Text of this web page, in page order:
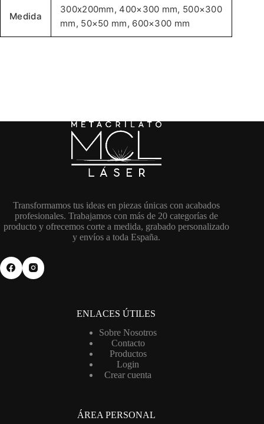
Medida
300x200mm, 400×300 mm, 500×300
mm, 50×50 mm, 600×300 mm
Transformamos tus ideas en piezas únicas con acabados
profesionales. Trabajamos con más de 20 categorías de
producto y ofrecemos corte a medida, grabado personalizado
y envíos a toda España.
ENLACES ÚTILES
Sobre Nosotros
Contacto
Productos
Login
Crear cuenta
ÁREA PERSONAL